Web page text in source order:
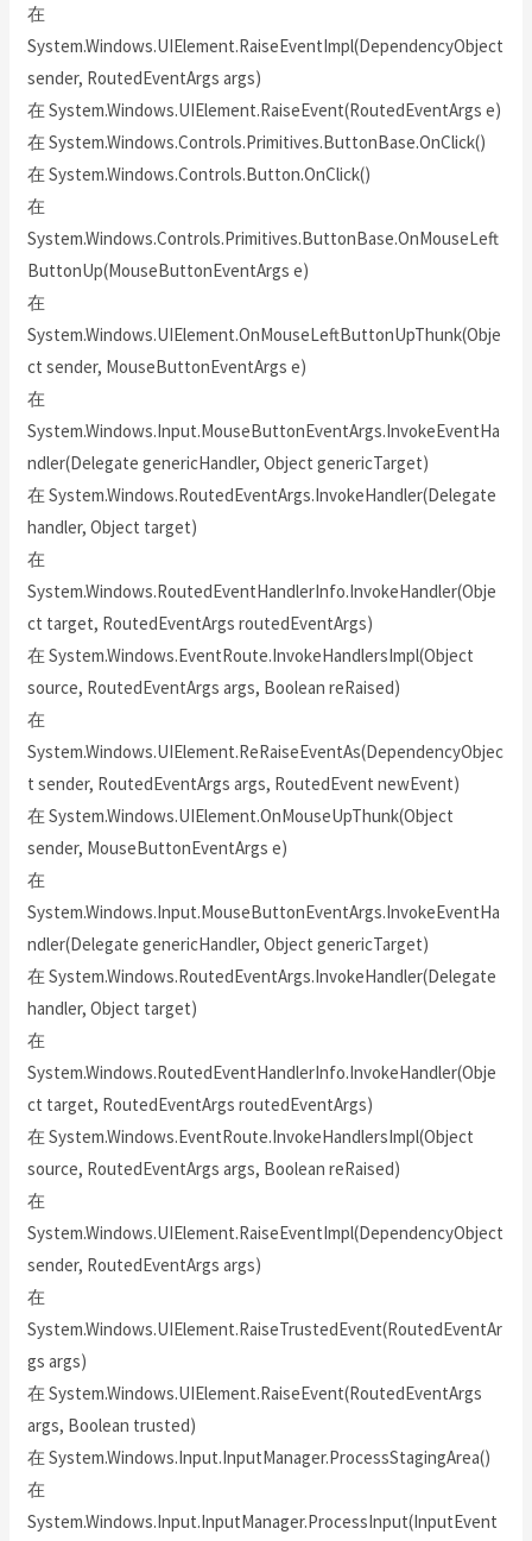
在
System.Windows.UIElement.RaiseEventImpl(DependencyObject
sender, RoutedEventArgs args)
在 System.Windows.UIElement.RaiseEvent(RoutedEventArgs e)
在 System.Windows.Controls.Primitives.ButtonBase.OnClick()
在 System.Windows.Controls.Button.OnClick()
在
System.Windows.Controls.Primitives.ButtonBase.OnMouseLeft
ButtonUp(MouseButtonEventArgs e)
在
System.Windows.UIElement.OnMouseLeftButtonUpThunk(Obje
ct sender, MouseButtonEventArgs e)
在
System.Windows.Input.MouseButtonEventArgs.InvokeEventHa
ndler(Delegate genericHandler, Object genericTarget)
在 System.Windows.RoutedEventArgs.InvokeHandler(Delegate
handler, Object target)
在
System.Windows.RoutedEventHandlerInfo.InvokeHandler(Obje
ct target, RoutedEventArgs routedEventArgs)
在 System.Windows.EventRoute.InvokeHandlersImpl(Object
source, RoutedEventArgs args, Boolean reRaised)
在
System.Windows.UIElement.ReRaiseEventAs(DependencyObjec
t sender, RoutedEventArgs args, RoutedEvent newEvent)
在 System.Windows.UIElement.OnMouseUpThunk(Object
sender, MouseButtonEventArgs e)
在
System.Windows.Input.MouseButtonEventArgs.InvokeEventHa
ndler(Delegate genericHandler, Object genericTarget)
在 System.Windows.RoutedEventArgs.InvokeHandler(Delegate
handler, Object target)
在
System.Windows.RoutedEventHandlerInfo.InvokeHandler(Obje
ct target, RoutedEventArgs routedEventArgs)
在 System.Windows.EventRoute.InvokeHandlersImpl(Object
source, RoutedEventArgs args, Boolean reRaised)
在
System.Windows.UIElement.RaiseEventImpl(DependencyObject
sender, RoutedEventArgs args)
在
System.Windows.UIElement.RaiseTrustedEvent(RoutedEventAr
gs args)
在 System.Windows.UIElement.RaiseEvent(RoutedEventArgs
args, Boolean trusted)
在 System.Windows.Input.InputManager.ProcessStagingArea()
在
System.Windows.Input.InputManager.ProcessInput(InputEvent